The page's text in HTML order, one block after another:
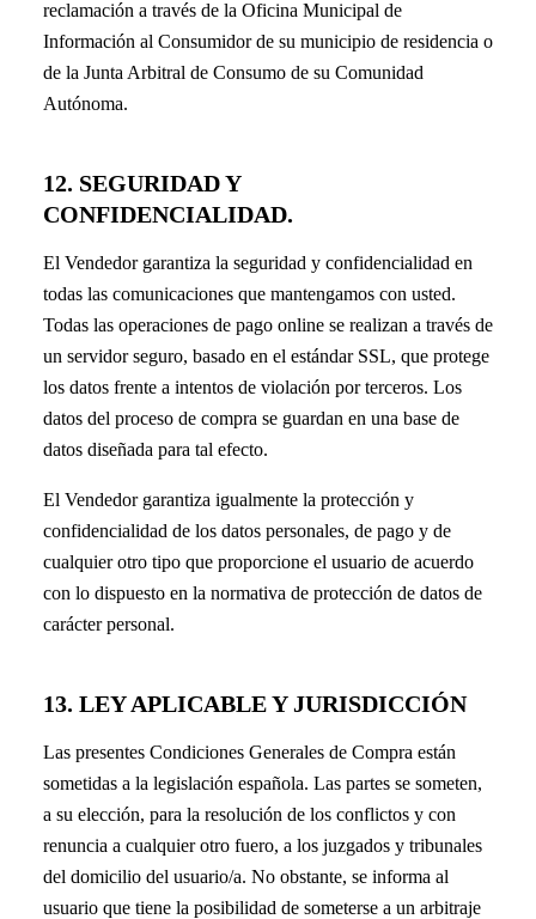
reclamación a través de la Oficina Municipal de
Información al Consumidor de su municipio de residencia o
de la Junta Arbitral de Consumo de su Comunidad
Autónoma.
12. SEGURIDAD Y
CONFIDENCIALIDAD.
El Vendedor garantiza la seguridad y confidencialidad en
todas las comunicaciones que mantengamos con usted.
Todas las operaciones de pago online se realizan a través de
un servidor seguro, basado en el estándar SSL, que protege
los datos frente a intentos de violación por terceros. Los
datos del proceso de compra se guardan en una base de
datos diseñada para tal efecto.
El Vendedor garantiza igualmente la protección y
confidencialidad de los datos personales, de pago y de
cualquier otro tipo que proporcione el usuario de acuerdo
con lo dispuesto en la normativa de protección de datos de
carácter personal.
13. LEY APLICABLE Y JURISDICCIÓN
Las presentes Condiciones Generales de Compra están
sometidas a la legislación española. Las partes se someten,
a su elección, para la resolución de los conflictos y con
renuncia a cualquier otro fuero, a los juzgados y tribunales
del domicilio del usuario/a. No obstante, se informa al
usuario que tiene la posibilidad de someterse a un arbitraje